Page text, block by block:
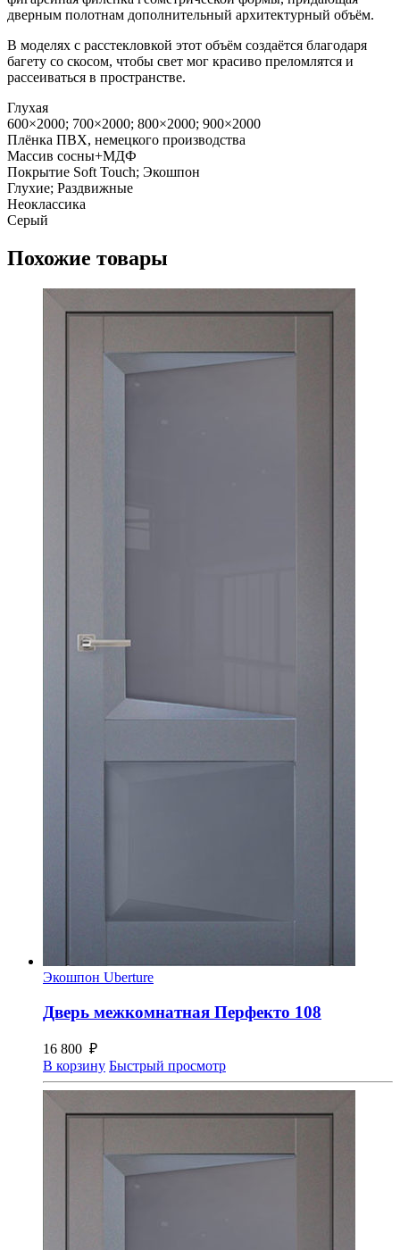
дверным полотнам дополнительный архитектурный объём.
В моделях с расстекловкой этот объём создаётся благодаря
багету со скосом, чтобы свет мог красиво преломлятся и
рассеиваться в пространстве.
Глухая
600×2000; 700×2000; 800×2000; 900×2000
Плёнка ПВХ, немецкого производства
Массив сосны+МДФ
Покрытие Soft Touch; Экошпон
Глухие; Раздвижные
Неоклассика
Серый
Похожие товары
Экошпон Uberture
Дверь межкомнатная Перфекто 108
16 800 ₽
В корзину Быстрый просмотр